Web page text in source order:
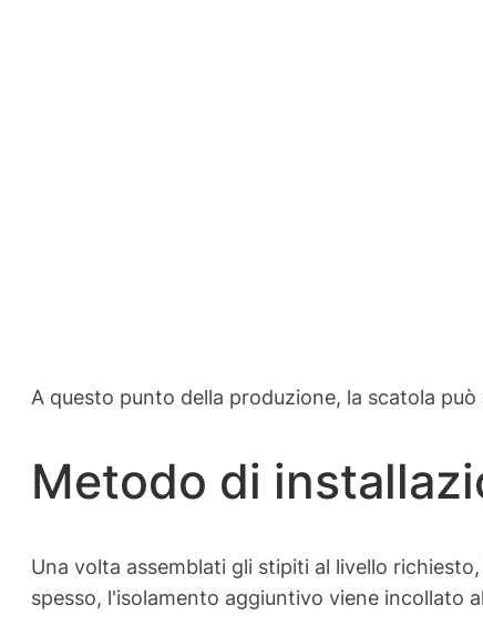
A questo punto della produzione, la scatola
Metodo di
Una volta assemblati gli stipiti al livello
spesso, l'isolamento aggiuntivo viene incollato